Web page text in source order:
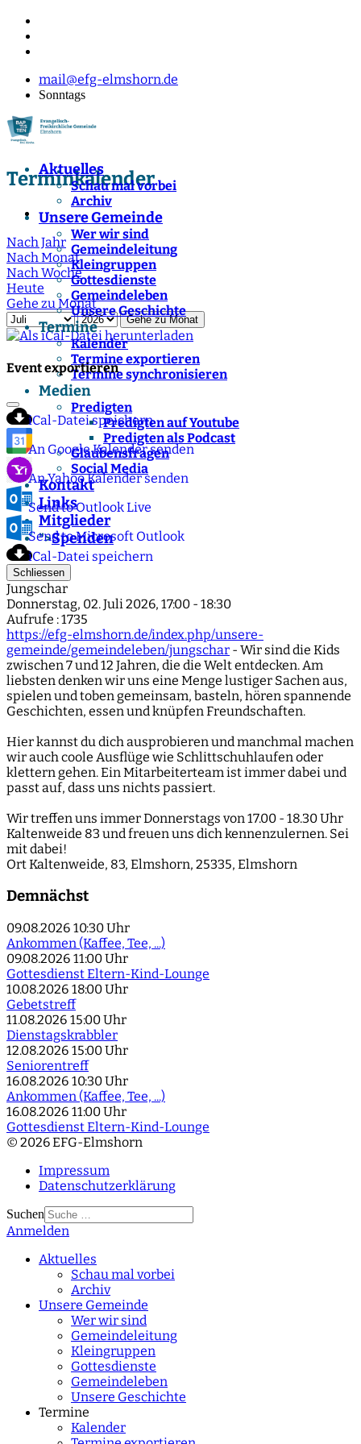
mail@efg-elmshorn.de
Sonntags
Aktuelles
Schau mal vorbei
Archiv
Unsere Gemeinde
Wer wir sind
Gemeindeleitung
Kleingruppen
Gottesdienste
Gemeindeleben
Unsere Geschichte
Termine
Kalender
Termine exportieren
Termine synchronisieren
Medien
Predigten
Predigten auf Youtube
Predigten als Podcast
Glaubensfragen
Social Media
Kontakt
Links
Mitglieder
">Spenden
Terminkalender
Nach Jahr
Nach Monat
Nach Woche
Heute
Gehe zu Monat
Gehe zu Monat
Event exportieren
iCal-Datei speichern
An Google Kalender senden
An Yahoo Kalender senden
Send to Outlook Live
Send to Microsoft Outlook
iCal-Datei speichern
Schliessen
Jungschar
Donnerstag, 02. Juli 2026, 17:00 - 18:30
Aufrufe : 1735
https://efg-elmshorn.de/index.php/unsere-
gemeinde/gemeindeleben/jungschar - Wir sind die Kids
zwischen 7 und 12 Jahren, die die Welt entdecken. Am
liebsten denken wir uns eine Menge lustiger Sachen aus,
spielen und toben gemeinsam, basteln, hören spannende
Geschichten, essen und knüpfen Freundschaften.
Hier kannst du dich ausprobieren und manchmal machen
wir auch coole Ausflüge wie Schlittschuhlaufen oder
klettern gehen. Ein Mitarbeiterteam ist immer dabei und
passt auf, dass uns nichts passiert.
Wir treffen uns immer Donnerstags von 17.00 - 18.30 Uhr
Kaltenweide 83 und freuen uns dich kennenzulernen. Sei
mit dabei!
OrtKaltenweide, 83, Elmshorn, 25335, Elmshorn
Demnächst
09.08.2026 10:30 Uhr
Ankommen (Kaffee, Tee, ...)
09.08.2026 11:00 Uhr
Gottesdienst Eltern-Kind-Lounge
10.08.2026 18:00 Uhr
Gebetstreff
11.08.2026 15:00 Uhr
Dienstagskrabbler
12.08.2026 15:00 Uhr
Seniorentreff
16.08.2026 10:30 Uhr
Ankommen (Kaffee, Tee, ...)
16.08.2026 11:00 Uhr
Gottesdienst Eltern-Kind-Lounge
© 2026 EFG-Elmshorn
Impressum
Datenschutzerklärung
Suchen
Type 2 or more
Anmelden
Aktuelles
Schau mal vorbei
Archiv
Unsere Gemeinde
Wer wir sind
Gemeindeleitung
Kleingruppen
Gottesdienste
Gemeindeleben
Unsere Geschichte
Termine
Kalender